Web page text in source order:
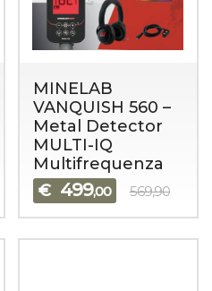
MINELAB
VANQUISH 560 –
Metal Detector
MULTI-IQ
Multifrequenza
€ 499,00 569,90